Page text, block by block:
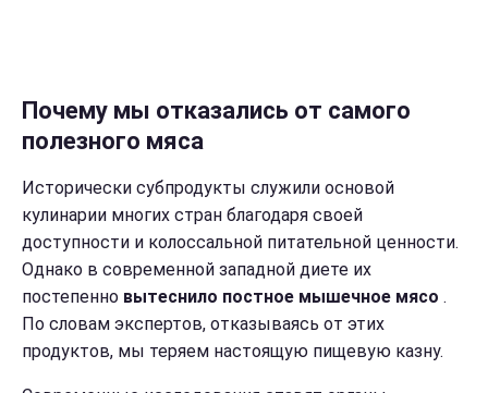
Почему мы отказались от самого
полезного мяса
Исторически субпродукты служили основой
кулинарии многих стран благодаря своей
доступности и колоссальной питательной ценности.
Однако в современной западной диете их
постепенно вытеснило постное мышечное мясо .
По словам экспертов, отказываясь от этих
продуктов, мы теряем настоящую пищевую казну.